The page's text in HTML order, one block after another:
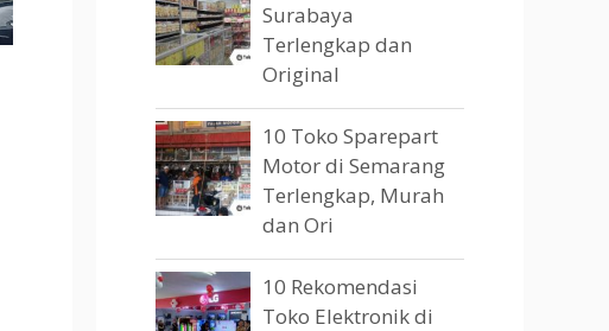
Surabaya
Terlengkap dan
Original
10 Toko Sparepart
Motor di Semarang
Terlengkap, Murah
dan Ori
10 Rekomendasi
Toko Elektronik di